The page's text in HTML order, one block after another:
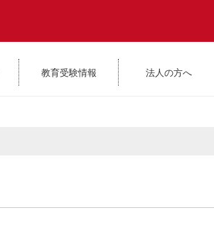
教育受験情報 法人の方へ